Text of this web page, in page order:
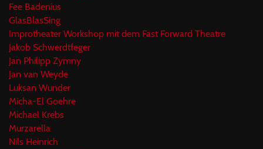
Fee Badenius
GlasBlasSing
Improtheater Workshop mit dem Fast Forward Theatre
Jakob Schwerdtfeger
Jan Philipp Zymny
Jan van Weyde
Luksan Wunder
Micha-El Goehre
Michael Krebs
Murzarella
Nils Heinrich